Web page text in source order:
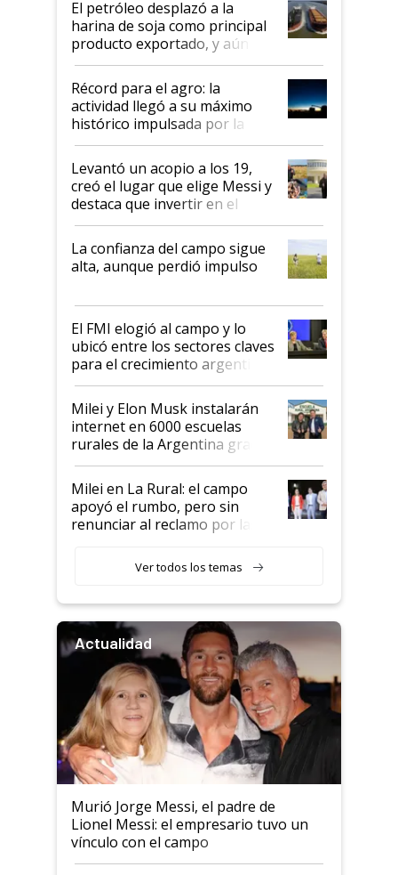
El petróleo desplazó a la
harina de soja como principal
producto exportado, y aún así
el agro aportó casi seis de cada
diez dólares y sostuvo el
liderazgo en un semestre
récord
Récord para el agro: la
actividad llegó a su máximo
histórico impulsada por la
cosecha y las exportaciones
Levantó un acopio a los 19,
creó el lugar que elige Messi y
destaca que invertir en el
kirchnerismo era como "darle
plata a un hijo para droga":
Juan Félix Rossetti, el libertario
que de una dura crisis salió
de Milei
La confianza del campo sigue
alta, aunque perdió impulso
El FMI elogió al campo y lo
ubicó entre los sectores claves
para el crecimiento argentino
Milei y Elon Musk instalarán
internet en 6000 escuelas
rurales de la Argentina gracias
a un acuerdo con Starlink
Milei en La Rural: el campo
apoyó el rumbo, pero sin
renunciar al reclamo por las
Ver todos los temas
Actualidad
Murió Jorge Messi, el padre de
Lionel Messi: el empresario tuvo un
vínculo con el campo